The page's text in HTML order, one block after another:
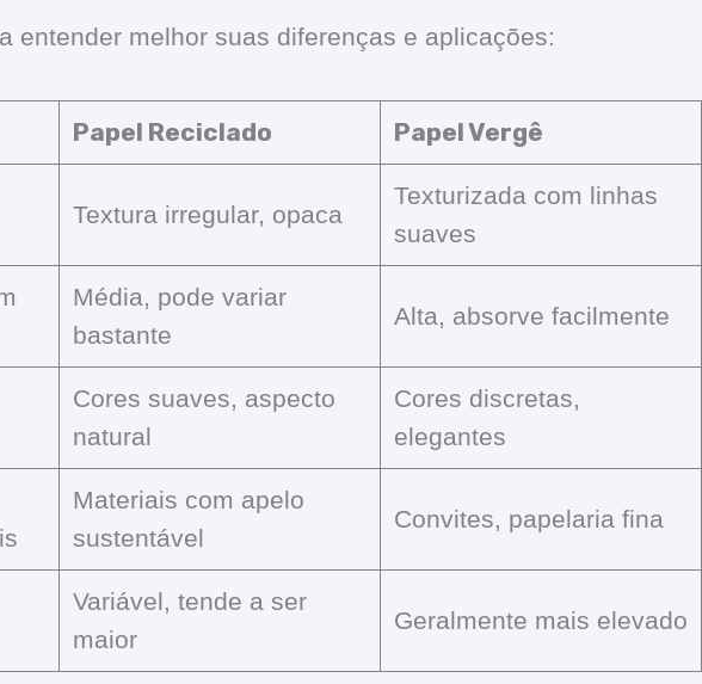
entender melhor suas diferenças e aplicações:
Papel Reciclado Papel Vergê
Textura irregular, opaca
Texturizada com linhas
suaves
Média, pode variar
bastante
Alta, absorve facilmente
Cores suaves, aspecto
natural
Cores discretas,
elegantes
Materiais com apelo
sustentável
Convites, papelaria fina
Variável, tende a ser
maior
Geralmente mais elevado